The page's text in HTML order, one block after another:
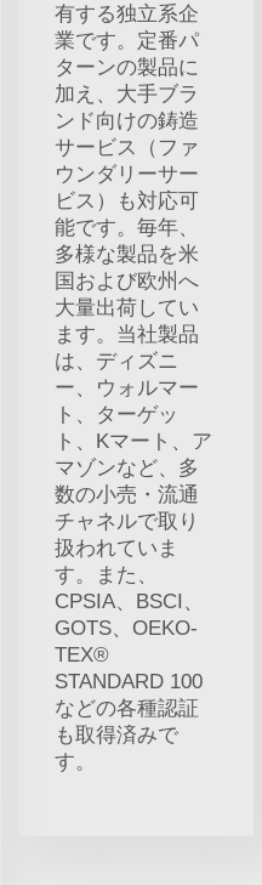
有する独立系企
業です。定番パ
ターンの製品に
加え、大手ブラ
ンド向けの鋳造
サービス（ファ
ウンダリーサー
ビス）も対応可
能です。毎年、
多様な製品を米
国および欧州へ
大量出荷してい
ます。当社製品
は、ディズニ
ー、ウォルマー
ト、ターゲッ
ト、Kマート、ア
マゾンなど、多
数の小売・流通
チャネルで取り
扱われていま
す。また、
CPSIA、BSCI、
GOTS、OEKO-
TEX®
STANDARD 100
などの各種認証
も取得済みで
す。